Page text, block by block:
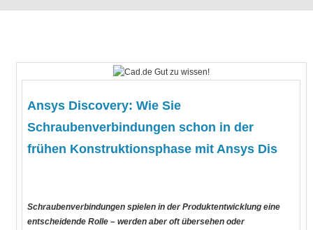
Ansys Discovery: Wie Sie
Schraubenverbindungen schon in der
frühen Konstruktionsphase mit Ansys Dis
Schraubenverbindungen spielen in der Produktentwicklung eine
entscheidende Rolle – werden aber oft übersehen oder